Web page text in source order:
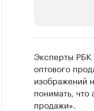
Ознакомьтесь с
Эксперты РБК
оптового
изображений
понимать, что
продажи».